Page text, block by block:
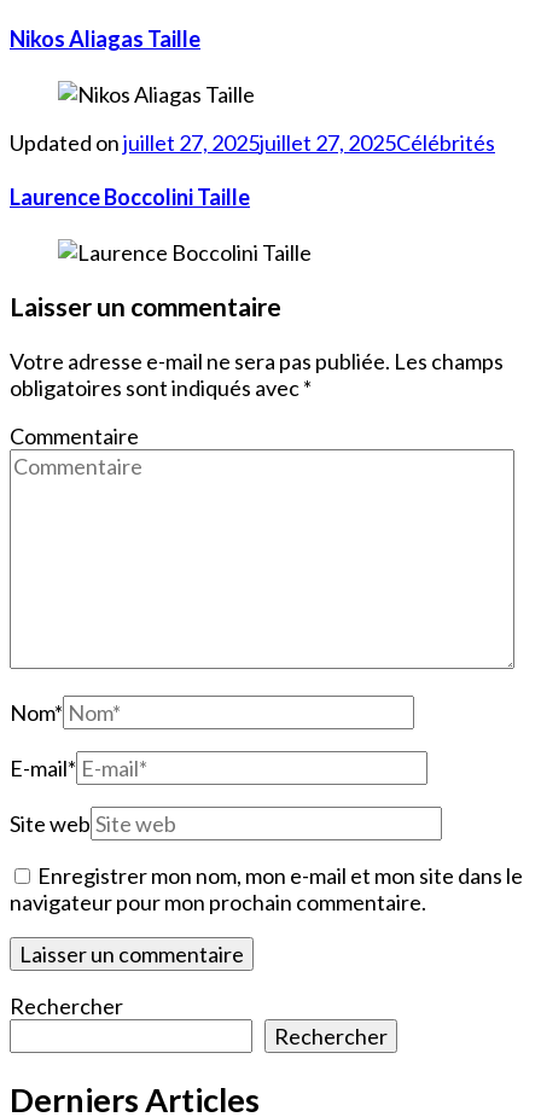
Nikos Aliagas Taille
Updated onjuillet 27, 2025juillet 27, 2025Célébrités
Laurence Boccolini Taille
Laisser un commentaire
Votre adresse e-mail ne sera pas publiée. Les champs
obligatoires sont indiqués avec*
Commentaire
Nom*
E-mail*
Site web
Enregistrer mon nom, mon e-mail et mon site dans le
navigateur pour mon prochain commentaire.
Rechercher
Rechercher
Derniers Articles